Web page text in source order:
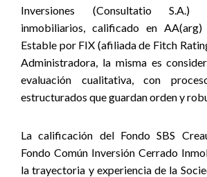
Inversiones (Consultatio S.A.)
inmobiliarios, calificado en
Estable por FIX (afiliada de Fitch
Administradora, la misma es
evaluación cualitativa, con
estructurados que guardan orden y
La calificación del Fondo SBS
Fondo Común Inversión Cerrado
la trayectoria y experiencia de la